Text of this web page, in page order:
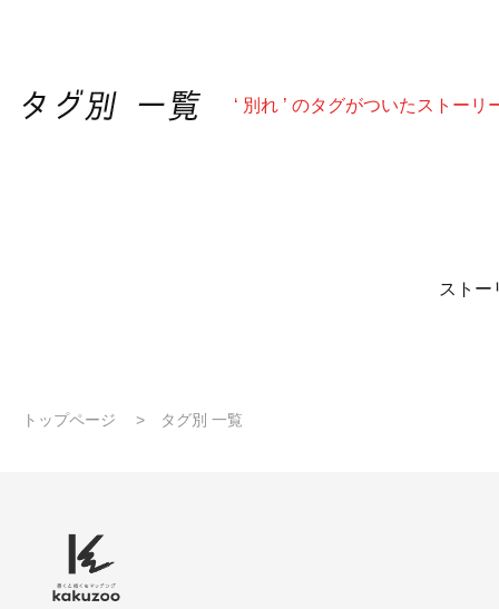
‘ 別れ ’ のタグがついたストーリ
ストー
トップページ タグ別 一覧